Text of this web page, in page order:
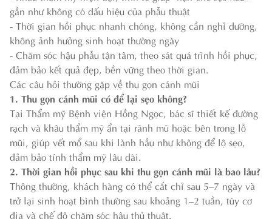
gần như không có dấu hiệu của phẫu thuật
- Thời gian hồi phục nhanh chóng, không cần nghỉ dưỡng,
không ảnh hưởng sinh hoạt thường ngày
- Chăm sóc hậu phẫu tận tâm, theo sát quá trình hồi phục,
đảm bảo kết quả đẹp, bền vững theo thời gian.
Các câu hỏi thường gặp về thu gọn cánh mũi
1. Thu gọn cánh mũi có để lại sẹo không?
Tại Thẩm mỹ Bệnh viện Hồng Ngọc, bác sĩ thiết kế đường
rạch và khâu thẩm mỹ ẩn tại rãnh mũ hoặc bên trong lỗ
mũi, giúp vết mổ sau khi lành hầu như không để lộ sẹo,
đảm bảo tính thẩm mỹ lâu dài.
2. Thời gian hồi phục sau khi thu gọn cánh mũi là bao lâu?
Thông thường, khách hàng có thể cắt chỉ sau 5–7 ngày và
trở lại sinh hoạt bình thường sau khoảng 1–2 tuần, tùy cơ
địa và chế độ chăm sóc hậu thủ thuật.